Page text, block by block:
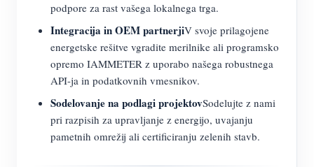
podpore za rast vašega lokalnega trga.
Integracija in OEM partnerjiV svoje prilagojene
energetske rešitve vgradite merilnike ali programsko
opremo IAMMETER z uporabo našega robustnega
API-ja in podatkovnih vmesnikov.
Sodelovanje na podlagi projektovSodelujte z nami
pri razpisih za upravljanje z energijo, uvajanju
pametnih omrežij ali certificiranju zelenih stavb.